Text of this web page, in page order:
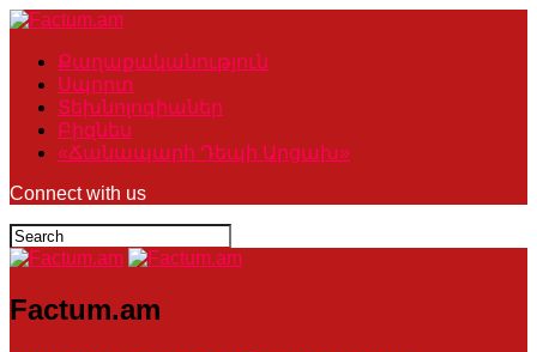
Քաղաքականություն
Սպորտ
Տեխնոլոգիաներ
Բիզնես
«Ճանապարհ Դեպի Արցախ»
Connect with us
Factum.am